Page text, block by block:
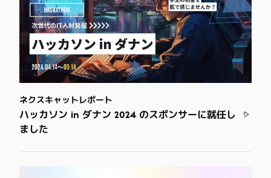
ネクスキャットレポート
ハッカソン in ダナン 2024 のスポンサーに就任し
ました